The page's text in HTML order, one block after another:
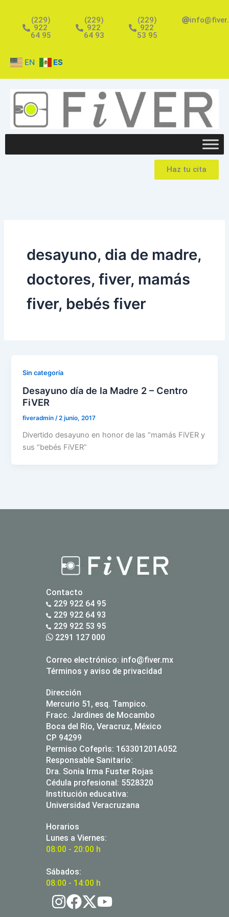
contenido
(229)
922
64 95
(229)
922
64 93
(229)
922
53 95
EN ES
Haz tu cita
desayuno, dia de madre,
doctores, fiver, mamás
fiver, bebés fiver
Sin categoría
Desayuno día de la Madre 2 – Centro
FiVER
fiveradmin/2 junio, 2017
Divertido desayuno en honor de las “mamás FiVER y
sus “bebés FiVER”
Contacto
229 922 64 95
229 922 64 93
229 922 53 95
2291 127 000
Correo electrónico: info@fiver.mx
Términos y aviso de privacidad
Dirección
Mercurio 51, esq. Tampico.
Fracc. Jardines de Mocambo
Boca del Río, Veracruz, México
CP 94299
Permiso Cofeprìs: 163301201A052
Responsable Sanitario:
Dra. Sonia Irma Fuster Rojas
Cédula profesional: 5528320
Institución educativa:
Universidad Veracruzana
Horarios
Lunes a Viernes:
08:00 - 20:00 h
Sábados:
08:00 - 14:00 h